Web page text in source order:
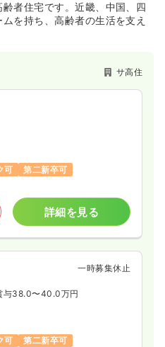
者住宅です。近畿、中国、四
を持ち、高齢者の生活を支え
サ高住
可
第二新卒可
詳細を見る
一時募集休止
与38.0〜40.0万円
可
第二新卒可